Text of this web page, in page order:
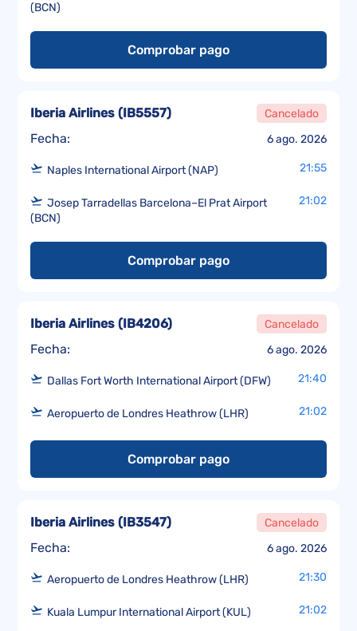
(BCN)
Comprobar pago
Fecha: 6 ago. 2026
Iberia Airlines (IB5557) Cancelado
Naples International Airport (NAP) 21:55
Josep Tarradellas Barcelona–El Prat Airport
(BCN)
21:02
Comprobar pago
Fecha: 6 ago. 2026
Iberia Airlines (IB4206) Cancelado
Dallas Fort Worth International Airport (DFW) 21:40
Aeropuerto de Londres Heathrow (LHR) 21:02
Comprobar pago
Fecha: 6 ago. 2026
Iberia Airlines (IB3547) Cancelado
Aeropuerto de Londres Heathrow (LHR) 21:30
Kuala Lumpur International Airport (KUL) 21:02